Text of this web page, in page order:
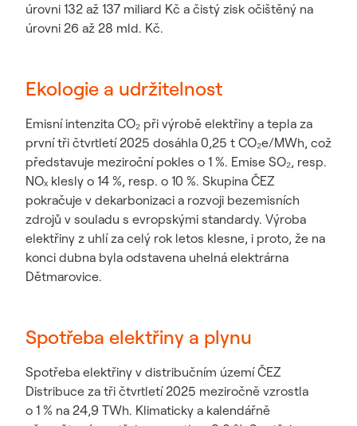
úrovni 132 až 137 miliard Kč a čistý zisk očištěný na
úrovni 26 až 28 mld. Kč.
Ekologie a udržitelnost
Emisní intenzita CO₂ při výrobě elektřiny a tepla za
první tři čtvrtletí 2025 dosáhla 0,25 t CO₂e/MWh, což
představuje meziroční pokles o 1 %. Emise SO₂, resp.
NOₓ klesly o 14 %, resp. o 10 %. Skupina ČEZ
pokračuje v dekarbonizaci a rozvoji bezemisních
zdrojů v souladu s evropskými standardy. Výroba
elektřiny z uhlí za celý rok letos klesne, i proto, že na
konci dubna byla odstavena uhelná elektrárna
Dětmarovice.
Spotřeba elektřiny a plynu
Spotřeba elektřiny v distribučním území ČEZ
Distribuce za tři čtvrtletí 2025 meziročně vzrostla
o 1 % na 24,9 TWh. Klimaticky a kalendářně